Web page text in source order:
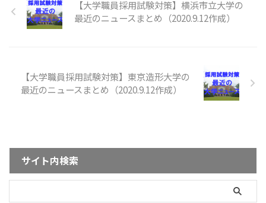
【大学職員採用試験対策】横浜市立大学の
最近のニュースまとめ（2020.9.12作成）
【大学職員採用試験対策】東京造形大学の
最近のニュースまとめ（2020.9.12作成）
サイト内検索